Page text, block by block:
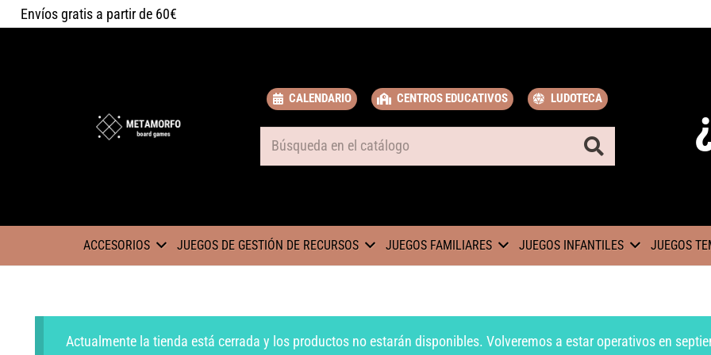
Envíos gratis a partir de 60€
CALENDARIO CENTROS EDUCATIVOS LUDOTECA
ACCESORIOS JUEGOS DE GESTIÓN DE RECURSOS JUEGOS FAMILIARES JUEGOS INFANTILES JUEGOS
Actualmente la tienda está cerrada y los productos no estarán disponibles. Volveremos a estar operativos en